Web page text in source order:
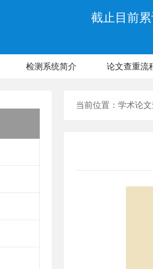
截止目前
检测系统简介 论文查重流
当前位置： 学术论